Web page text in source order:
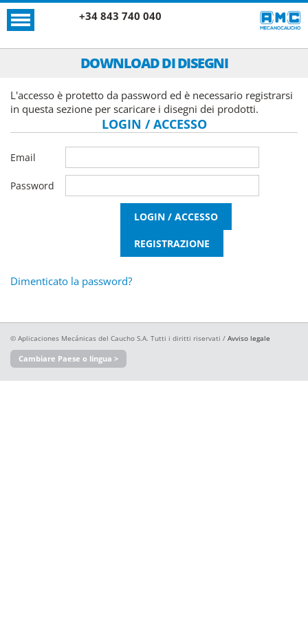
+34 843 740 040
DOWNLOAD DI DISEGNI
L'accesso è protetto da password ed è necessario registrarsi
in questa sezione per scaricare i disegni dei prodotti.
LOGIN / ACCESSO
Email
Password
Dimenticato la password?
© Aplicaciones Mecánicas del Caucho S.A. Tutti i diritti riservati / Avviso legale
Cambiare Paese o lingua >